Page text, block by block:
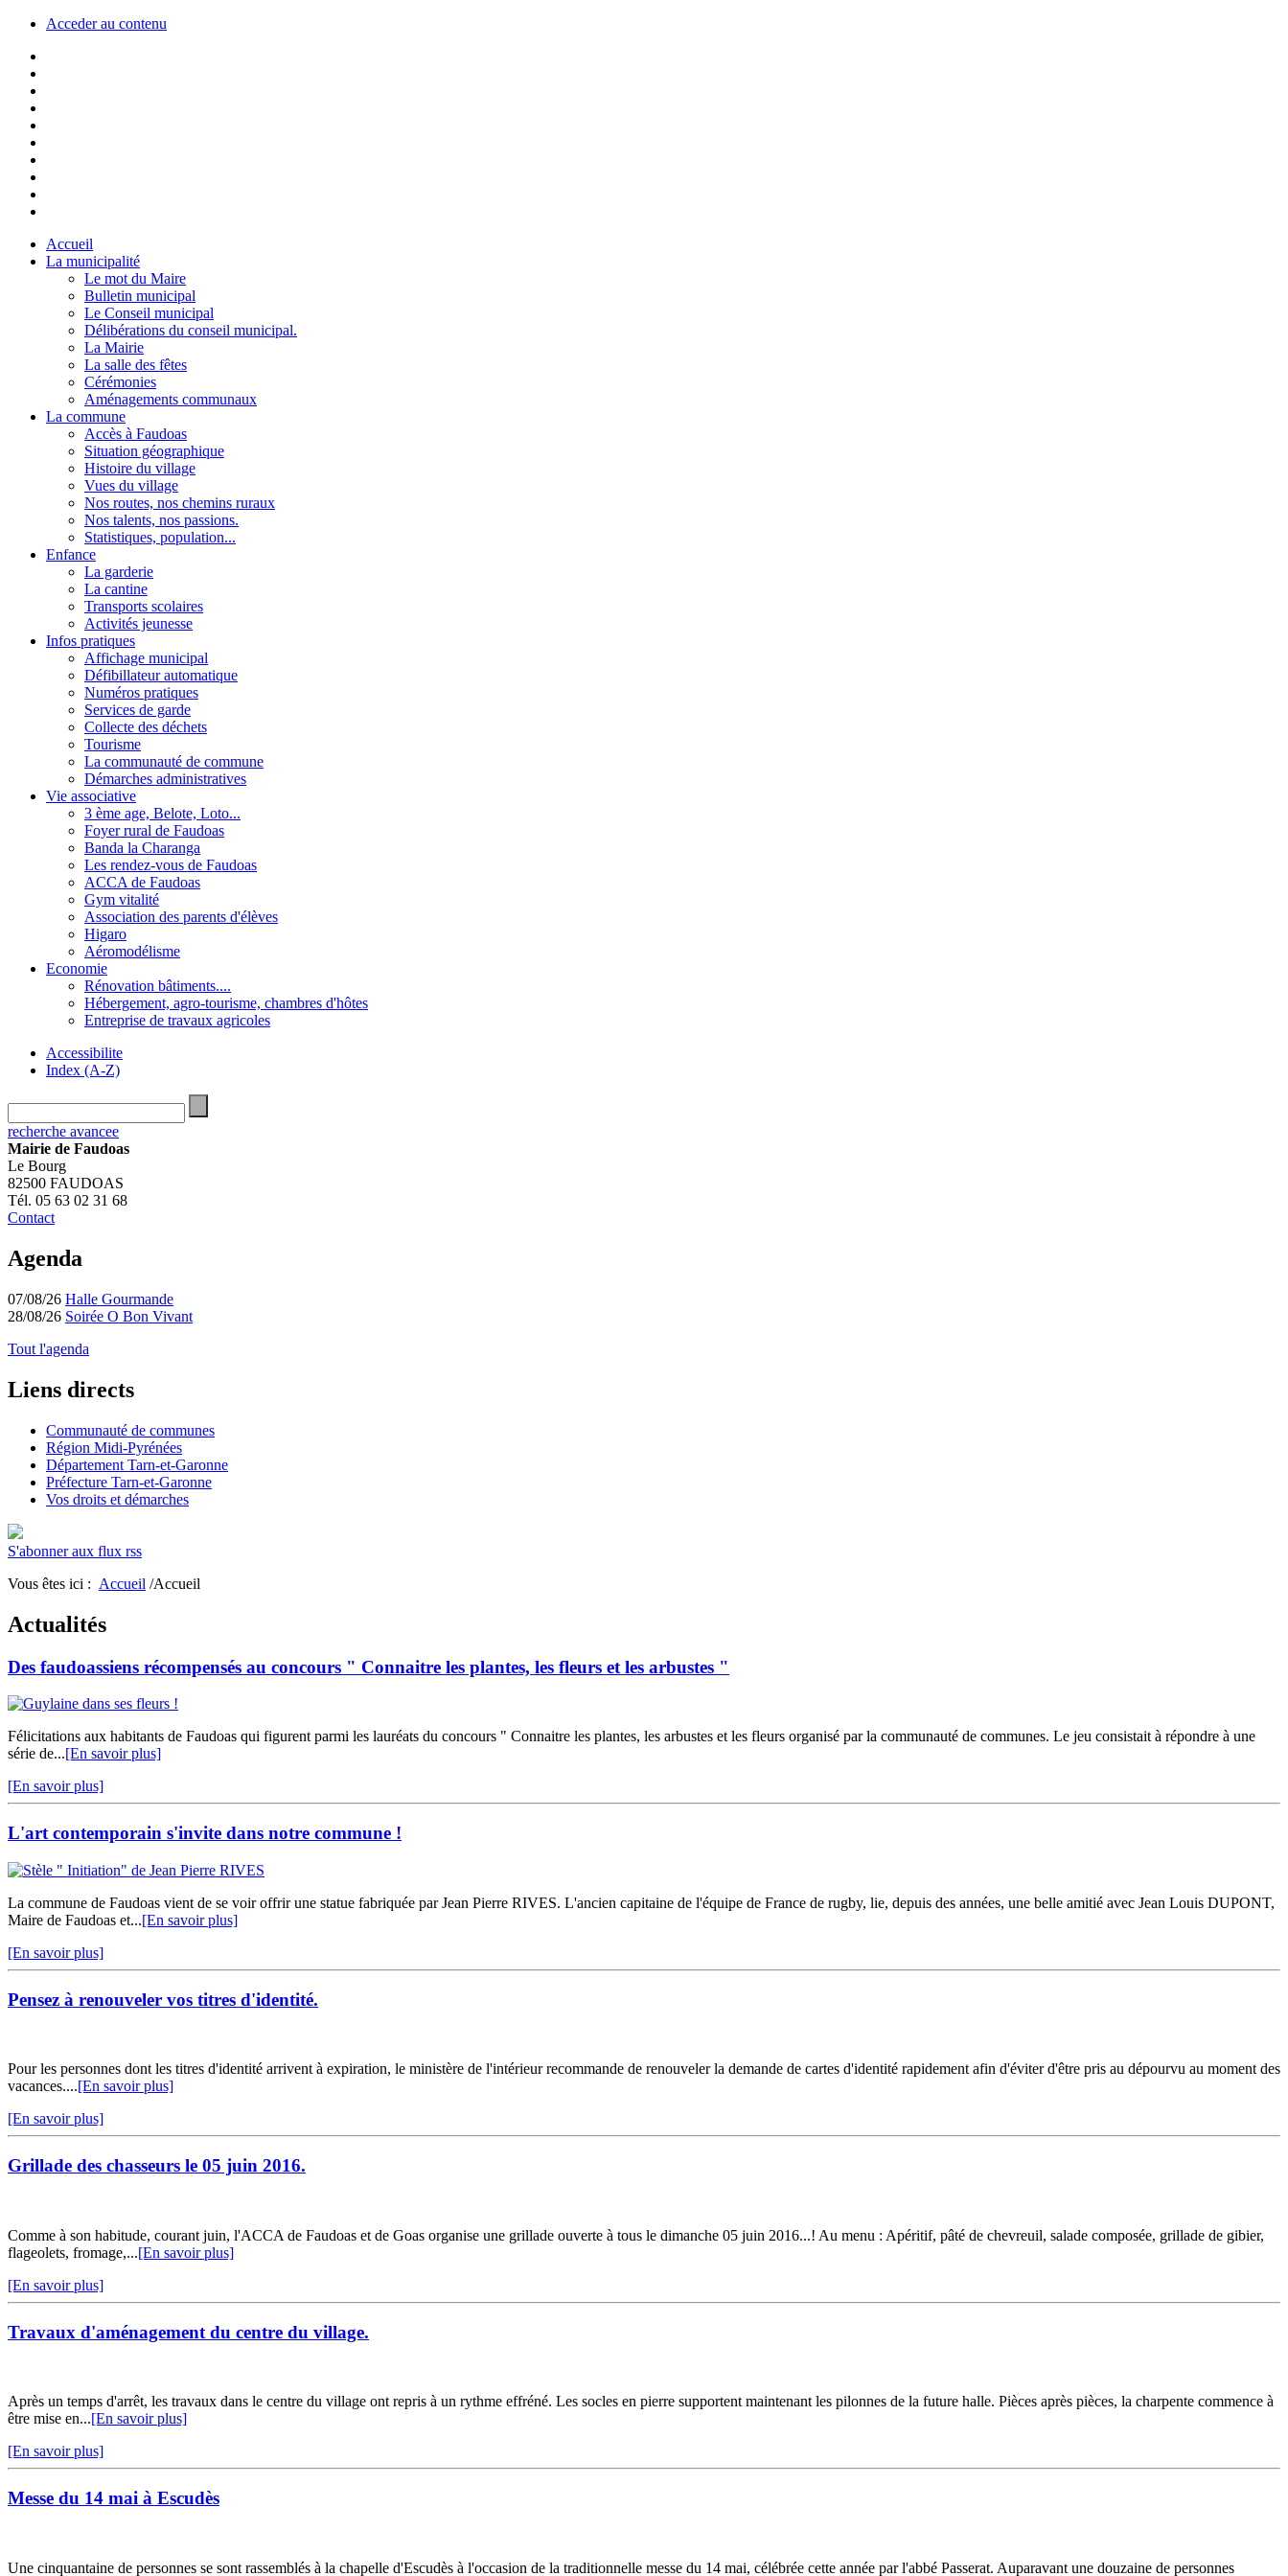
Acceder au contenu
Accueil
La municipalité
Le mot du Maire
Bulletin municipal
Le Conseil municipal
Délibérations du conseil municipal.
La Mairie
La salle des fêtes
Cérémonies
Aménagements communaux
La commune
Accès à Faudoas
Situation géographique
Histoire du village
Vues du village
Nos routes, nos chemins ruraux
Nos talents, nos passions.
Statistiques, population...
Enfance
La garderie
La cantine
Transports scolaires
Activités jeunesse
Infos pratiques
Affichage municipal
Défibillateur automatique
Numéros pratiques
Services de garde
Collecte des déchets
Tourisme
La communauté de commune
Démarches administratives
Vie associative
3 ème age, Belote, Loto...
Foyer rural de Faudoas
Banda la Charanga
Les rendez-vous de Faudoas
ACCA de Faudoas
Gym vitalité
Association des parents d'élèves
Higaro
Aéromodélisme
Economie
Rénovation bâtiments....
Hébergement, agro-tourisme, chambres d'hôtes
Entreprise de travaux agricoles
Accessibilite
Index (A-Z)
recherche avancee
Mairie de Faudoas
Le Bourg
82500 FAUDOAS
Tél. 05 63 02 31 68
Contact
Agenda
07/08/26 Halle Gourmande
28/08/26 Soirée O Bon Vivant
Tout l'agenda
Liens directs
Communauté de communes
Région Midi-Pyrénées
Département Tarn-et-Garonne
Préfecture Tarn-et-Garonne
Vos droits et démarches
S'abonner aux flux rss
Vous êtes ici : Accueil /Accueil
Actualités
Des faudoassiens récompensés au concours " Connaitre les plantes, les fleurs et les arbustes "
Félicitations aux habitants de Faudoas qui figurent parmi les lauréats du concours " Connaitre les plantes, les arbustes et les fleurs organisé par la communauté de communes. Le jeu consistait à répondre à une
série de...[En savoir plus]
[En savoir plus]
L'art contemporain s'invite dans notre commune !
La commune de Faudoas vient de se voir offrir une statue fabriquée par Jean Pierre RIVES. L'ancien capitaine de l'équipe de France de rugby, lie, depuis des années, une belle amitié avec Jean Louis DUPONT,
Maire de Faudoas et...[En savoir plus]
[En savoir plus]
Pensez à renouveler vos titres d'identité.
Pour les personnes dont les titres d'identité arrivent à expiration, le ministère de l'intérieur recommande de renouveler la demande de cartes d'identité rapidement afin d'éviter d'être pris au dépourvu au moment des
vacances....[En savoir plus]
[En savoir plus]
Grillade des chasseurs le 05 juin 2016.
Comme à son habitude, courant juin, l'ACCA de Faudoas et de Goas organise une grillade ouverte à tous le dimanche 05 juin 2016...! Au menu : Apéritif, pâté de chevreuil, salade composée, grillade de gibier,
flageolets, fromage,...[En savoir plus]
[En savoir plus]
Travaux d'aménagement du centre du village.
Après un temps d'arrêt, les travaux dans le centre du village ont repris à un rythme effréné. Les socles en pierre supportent maintenant les pilonnes de la future halle. Pièces après pièces, la charpente commence à
être mise en...[En savoir plus]
[En savoir plus]
Messe du 14 mai à Escudès
Une cinquantaine de personnes se sont rassemblés à la chapelle d'Escudès à l'occasion de la traditionnelle messe du 14 mai, célébrée cette année par l'abbé Passerat. Auparavant une douzaine de personnes